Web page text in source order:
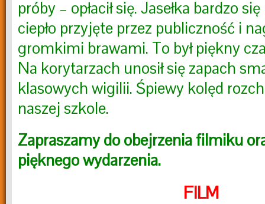
próby – opłacił się. Jasełka bardzo
ciepło przyjęte przez publiczność i
gromkimi brawami. To był piękny
Na korytarzach unosił się zapach
klasowych wigilii. Śpiewy kolęd
naszej szkole.
Zapraszamy do obejrzenia filmiku
pięknego wydarzenia.
FILM